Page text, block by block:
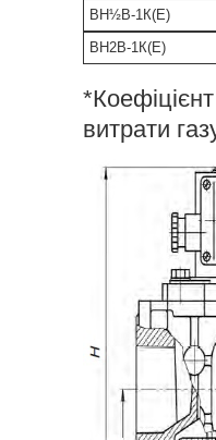
ВН½В-1К(Е)
ВН2В-1К(Е)
витрати